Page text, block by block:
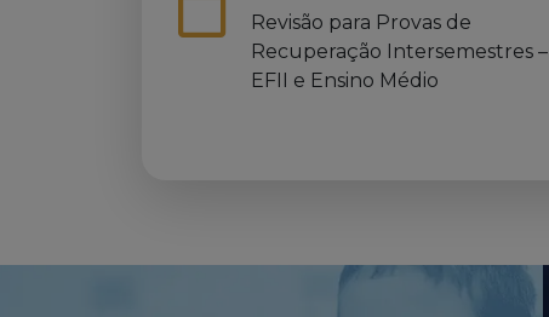
Revisão para Provas de
Recuperação Intersemestres –
EFII e Ensino Médio